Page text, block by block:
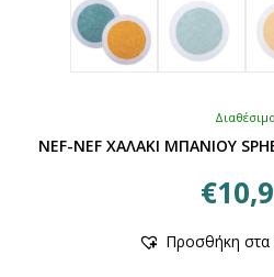
Διαθέσιμο
NEF-NEF ΧΑΛΑΚΙ ΜΠΑΝΙΟΥ
€
το
Προσθήκη